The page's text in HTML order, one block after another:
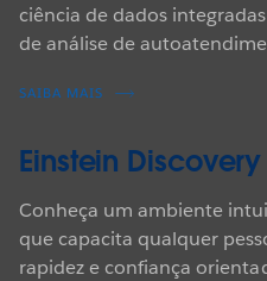
ciência de dados
de análise de
SAIBA MAIS
Einstein
Conheça um ambiente
que capacita qualquer
rapidez e confiança